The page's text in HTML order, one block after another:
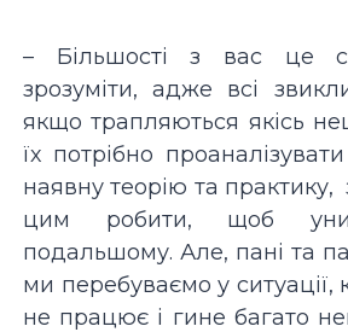
– Більшості з вас це
зрозуміти, адже всі
якщо трапляються якісь
їх потрібно
наявну теорію та практику,
цим робити, щоб
подальшому. Але, пані та
ми перебуваємо у ситуації,
не працює і гине багато